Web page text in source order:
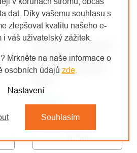
dat. Díky vašemu souhlasu s
zlepšovat kvalitu našeho e-
i váš uživatelský zážitek.
Mrkněte na naše informace o
osobních údajů zde.
Nastavení
Souhlasím
GSI nepřevrhnutelná
plastová sklenička
Stemless Red Wine
193,39 Kč bez DPH
Detail